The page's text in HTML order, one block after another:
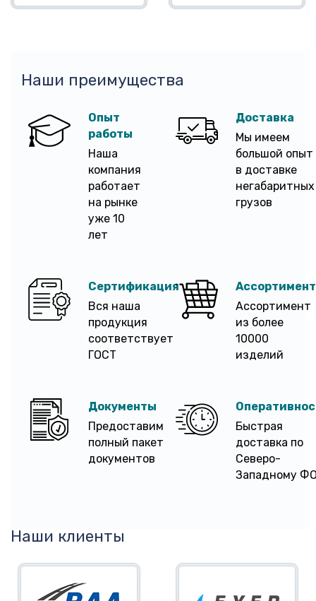
Наши преимущества
Опыт
работы
Наша
компания
работает
на рынке
уже 10
лет
Доставка
Мы имеем
большой опыт
в доставке
негабаритных
грузов
Сертификация
Вся наша
продукция
соответствует
ГОСТ
Ассортимент
Ассортимент
из более
10000
изделий
Документы
Предоставим
полный пакет
документов
Быстрая
доставка по
Северо-
Западному
Наши клиенты